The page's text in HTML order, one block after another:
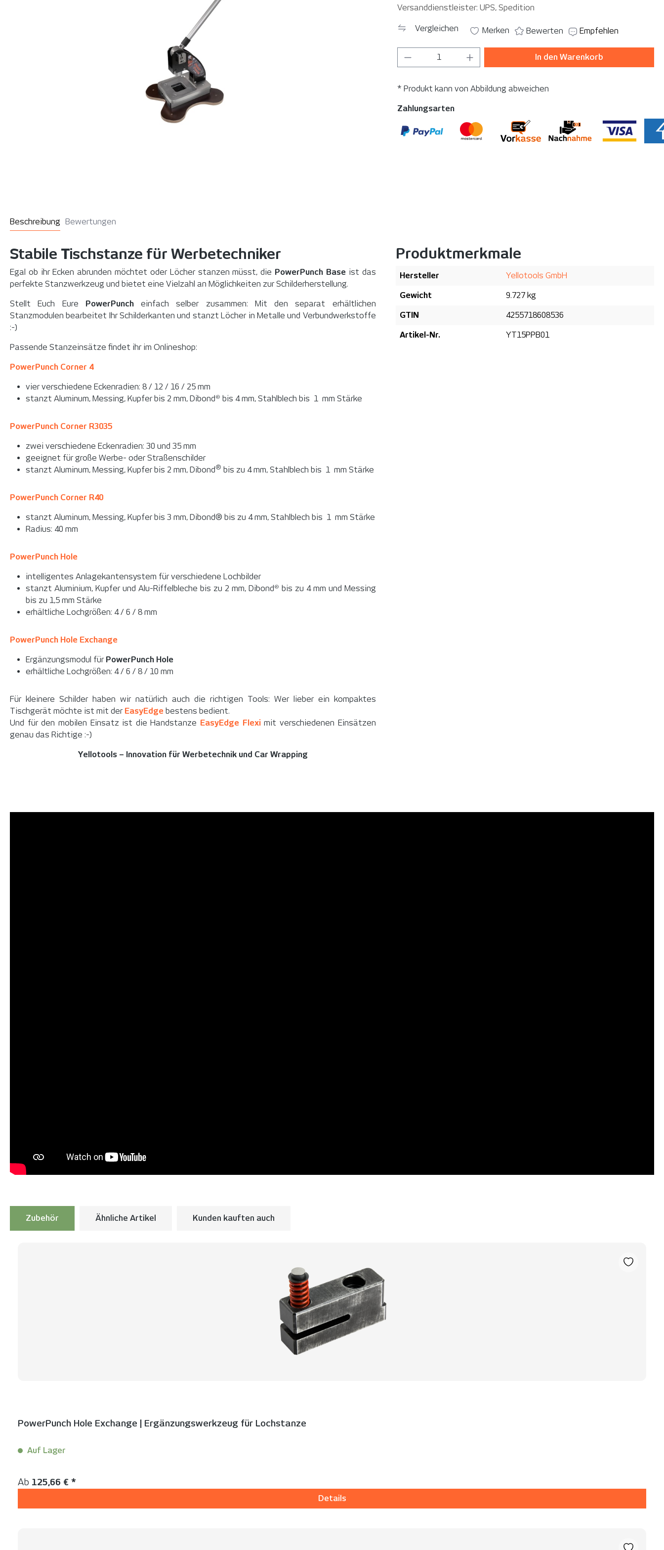
Versanddienstleister: UPS, Spedition
Vergleichen Merken Bewerten Empfehlen
Produkt Anzahl: Gib den gewünschten Wert
In den Warenkorb
* Produkt kann von Abbildung abweichen
Zahlungsarten
Beschreibung Bewertungen
Stabile Tischstanze für Werbetechniker
Egal ob ihr Ecken abrunden möchtet oder Löcher stanzen müsst, die PowerPunch Base ist das
perfekte Stanzwerkzeug und bietet eine Vielzahl an Möglichkeiten zur Schilderherstellung.
Stellt Euch Eure PowerPuncheinfach selber zusammen: Mit den separat erhältlichen
Stanzmodulen bearbeitet Ihr Schilderkanten und stanzt Löcher in Metalle und Verbundwerkstoffe
:-)
Passende Stanzeinsätze findet ihr im Onlineshop:
PowerPunch Corner 4
vier verschiedene Eckenradien: 8 / 12 / 16 / 25 mm
stanzt Aluminum, Messing, Kupfer bis 2 mm, Dibond® bis 4 mm, Stahlblech bis 1 mm Stärke
PowerPunch Corner R3035
zwei verschiedene Eckenradien: 30 und 35 mm
geeignet für große Werbe- oder Straßenschilder
stanzt Aluminum, Messing, Kupfer bis 2 mm, Dibond® bis zu 4 mm, Stahlblech bis 1 mm Stärke
PowerPunch Corner R40
stanzt Aluminum, Messing, Kupfer bis 3 mm, Dibond® bis zu 4 mm, Stahlblech bis 1 mm Stärke
Radius: 40 mm
PowerPunch Hole
intelligentes Anlagekantensystem für verschiedene Lochbilder
stanzt Aluminium, Kupfer und Alu-Riffelbleche bis zu 2 mm, Dibond® bis zu 4 mm und Messing
bis zu 1,5 mm Stärke
erhältliche Lochgrößen: 4 / 6 / 8 mm
PowerPunch Hole Exchange
Ergänzungsmodul für PowerPunch Hole
erhältliche Lochgrößen: 4 / 6 / 8 / 10 mm
Für kleinere Schilder haben wir natürlich auch die richtigen Tools: Wer lieber ein kompaktes
Tischgerät möchte ist mit der EasyEdge bestens bedient.
Und für den mobilen Einsatz ist die Handstanze EasyEdge Fleximit verschiedenen Einsätzen
genau das Richtige :-)
Yellotools – Innovation für Werbetechnik und Car Wrapping
Produktmerkmale
Hersteller Yellotools GmbH
Gewicht 9.727 kg
GTIN 4255718608536
Artikel-Nr. YT15PPB01
Zubehör Ähnliche Artikel
Kunden kauften auch
PowerPunch Hole Exchange | Ergänzungswerkzeug für Lochstanze
Auf Lager
Regulärer Preis:
Ab 125,66 € *
Details